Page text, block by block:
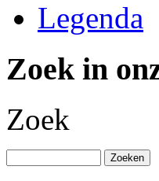
Legenda
Zoek in
Zoek